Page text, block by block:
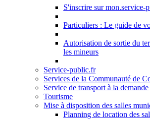
S'inscrire sur mon.service-
Particuliers : Le guide de
Autorisation de sortie du
les mineurs
Service-public.fr
Services de la Communauté de
Service de transport à la demande
Tourisme
Mise à disposition des salles
Planning de location des